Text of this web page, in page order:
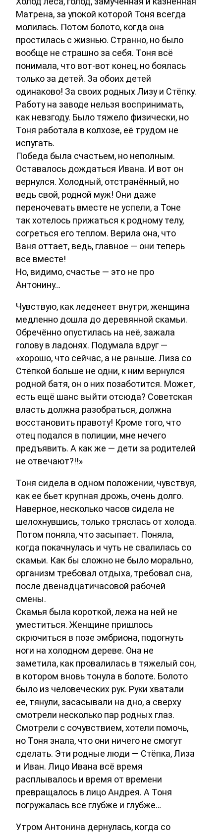
Матрена, за упокой которой Тоня всегда
молилась. Потом болото, когда она
простилась с жизнью. Странно, но было
вообще не страшно за себя. Тоня всё
понимала, что вот-вот конец, но боялась
только за детей. За обоих детей
одинаково! За своих родных Лизу и Стёпку.
Работу на заводе нельзя воспринимать,
как невзгоду. Было тяжело физически, но
Тоня работала в колхозе, её трудом не
испугать.
Победа была счастьем, но неполным.
Оставалось дождаться Ивана. И вот он
вернулся. Холодный, отстранённый, но
ведь свой, родной муж! Они даже
переночевать вместе не успели, а Тоне
так хотелось прижаться к родному телу,
согреться его теплом. Верила она, что
Ваня оттает, ведь, главное — они теперь
все вместе!
Но, видимо, счастье — это не про
Антонину…
Чувствую, как леденеет внутри, женщина
медленно дошла до деревянной скамьи.
Обречённо опустилась на неё, зажала
голову в ладонях. Подумала вдруг —
«хорошо, что сейчас, а не раньше. Лиза со
Стёпкой больше не одни, к ним вернулся
родной батя, он о них позаботится. Может,
есть ещё шанс выйти отсюда? Советская
власть должна разобраться, должна
восстановить правоту! Кроме того, что
отец подался в полиции, мне нечего
предъявить. А как же — дети за родителей
не отвечают?!!»
Тоня сидела в одном положении, чувствуя,
как ее бьет крупная дрожь, очень долго.
Наверное, несколько часов сидела не
шелохнувшись, только тряслась от холода.
Потом поняла, что засыпает. Поняла,
когда покачнулась и чуть не свалилась со
скамьи. Как бы сложно не было морально,
организм требовал отдыха, требовал сна,
после двенадцатичасовой рабочей
смены.
Скамья была короткой, лежа на ней не
уместиться. Женщине пришлось
скрючиться в позе эмбриона, подогнуть
ноги на холодном дереве. Она не
заметила, как провалилась в тяжелый сон,
в котором вновь тонула в болоте. Болото
было из человеческих рук. Руки хватали
ее, тянули, засасывали на дно, а сверху
смотрели несколько пар родных глаз.
Смотрели с сочувствием, хотели помочь,
но Тоня знала, что они ничего не смогут
сделать. Эти родные люди — Стёпка, Лиза
и Иван. Лицо Ивана всё время
расплывалось и время от времени
превращалось в лицо Андрея. А Тоня
погружалась все глубже и глубже…
Утром Антонина дернулась, когда со